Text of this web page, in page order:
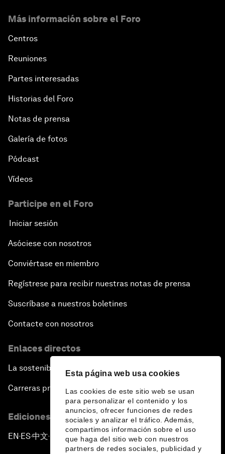
Esta página web usa cookies
Las cookies de este sitio web se usan
para personalizar el contenido y los
anuncios, ofrecer funciones de redes
sociales y analizar el tráfico. Además,
compartimos información sobre el uso
que haga del sitio web con nuestros
partners de redes sociales, publicidad y
Más información sobre el Foro
Centros
Reuniones
Partes interesadas
Historias del Foro
Notas de prensa
Galería de fotos
Pódcast
Vídeos
Participe en el Foro
Iniciar sesión
Asóciese con nosotros
Conviértase en miembro
Regístrese para recibir nuestras notas de prensa
Suscríbase a nuestros boletines
Contacte con nosotros
Enlaces directos
La sostenibilidad en el Foro
Carreras profesionales
Ediciones en otros idiomas
EN ▪ ES▪中文▪ 日本語